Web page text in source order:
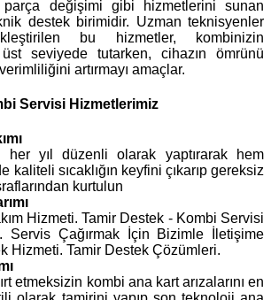
değişimi gibi hizmetlerini sunan
destek birimidir. Uzman teknisyenler
bu hizmetler, kombinizin
üst seviyede tutarken, cihazın ömrünü
artırmayı amaçlar.
Servisi Hizmetlerimiz
her yıl düzenli olarak yaptırarak hem
kaliteli sıcaklığın keyfini çıkarıp gereksiz
kurtulun
Hizmeti. Tamir Destek - Kombi Servisi
Servis Çağırmak İçin Bizimle İletişime
Hizmeti. Tamir Destek Çözümleri.
etmeksizin kombi ana kart arızalarını en